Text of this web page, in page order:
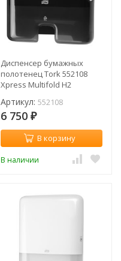
Диспенсер бумажных
полотенец Tork 552108
Xpress Multifold H2
Артикул: 552108
6 750 ₽
В корзину
В наличии